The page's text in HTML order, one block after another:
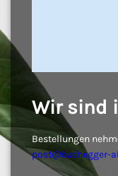
Wir sind
Bestellungen
post@buchegger-